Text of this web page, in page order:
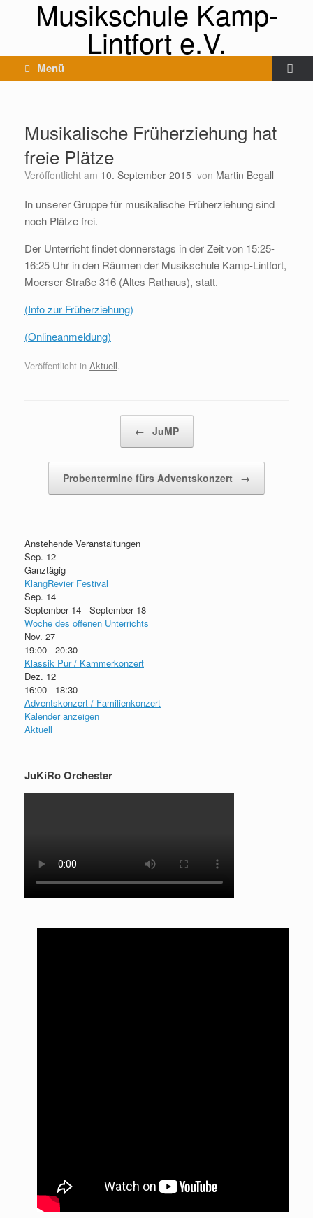
Musikschule Kamp-
Lintfort e.V.
Menü
Musikalische Früherziehung hat
freie Plätze
Veröffentlicht am 10. September 2015 von Martin Begall
In unserer Gruppe für musikalische Früherziehung sind
noch Plätze frei.
Der Unterricht findet donnerstags in der Zeit von 15:25-
16:25 Uhr in den Räumen der Musikschule Kamp-Lintfort,
Moerser Straße 316 (Altes Rathaus), statt.
(Info zur Früherziehung)
(Onlineanmeldung)
Veröffentlicht in Aktuell.
← JuMP
Probentermine fürs Adventskonzert →
Anstehende Veranstaltungen
Sep. 12
Ganztägig
KlangRevier Festival
Sep. 14
September 14 - September 18
Woche des offenen Unterrichts
Nov. 27
19:00 - 20:30
Klassik Pur / Kammerkonzert
Dez. 12
16:00 - 18:30
Adventskonzert / Familienkonzert
Kalender anzeigen
Aktuell
JuKiRo Orchester